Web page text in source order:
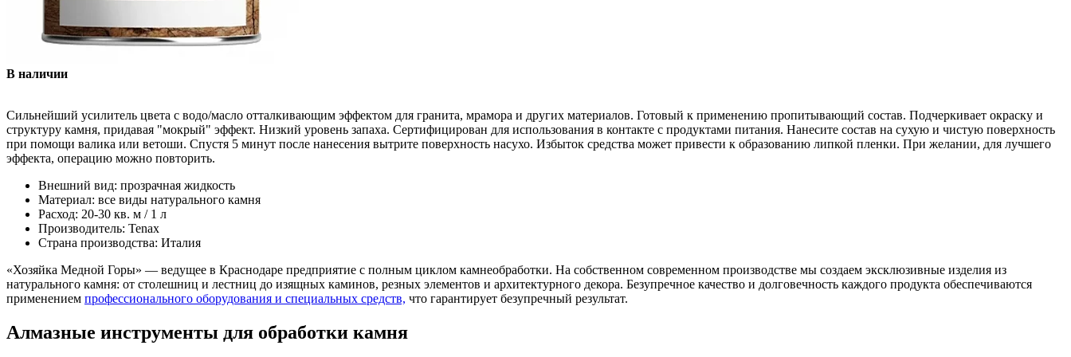
В наличии
Сильнейший усилитель цвета с водо/масло отталкивающим эффектом для гранита, мрамора и других материалов. Готовый к применению пропитывающий состав. Подчеркивает окраску и
структуру камня, придавая "мокрый" эффект. Низкий уровень запаха. Сертифицирован для использования в контакте с продуктами питания. Нанесите состав на сухую и чистую поверхность
при помощи валика или ветоши. Спустя 5 минут после нанесения вытрите поверхность насухо. Избыток средства может привести к образованию липкой пленки. При желании, для лучшего
эффекта, операцию можно повторить.
Внешний вид: прозрачная жидкость
Материал: все виды натурального камня
Расход: 20-30 кв. м / 1 л
Производитель: Tenax
Страна производства: Италия
«Хозяйка Медной Горы» — ведущее в Краснодаре предприятие с полным циклом камнеобработки. На собственном современном производстве мы создаем эксклюзивные изделия из
натурального камня: от столешниц и лестниц до изящных каминов, резных элементов и архитектурного декора. Безупречное качество и долговечность каждого продукта обеспечиваются
применением профессионального оборудования и специальных средств, что гарантирует безупречный результат.
Алмазные инструменты для обработки камня